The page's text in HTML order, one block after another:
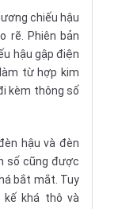
chiếu hậu
rẽ. Phiên bản
hậu gập điện
từ hợp kim
kèm thông số
hậu và đèn
số cũng được
bắt mắt. Tuy
kế khá thô và